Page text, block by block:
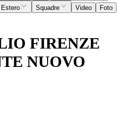
Squadre Video
Foto
FIRENZE
NUOVO